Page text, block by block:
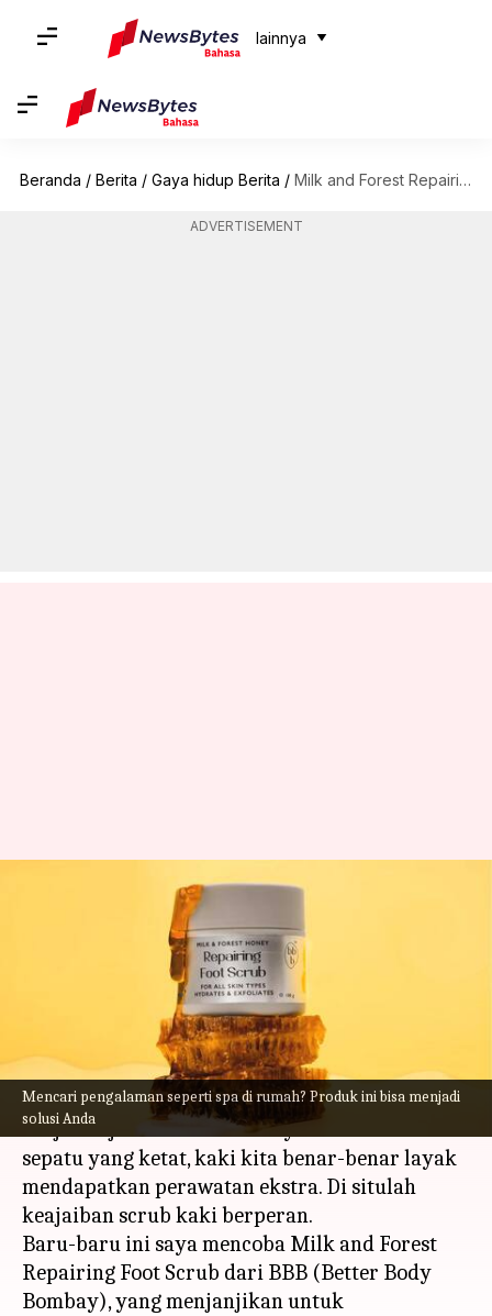
lainnya
Beranda / Berita / Gaya hidup Berita / Milk and Forest Repairing Foot Scrub BBB: Menawarkan pengalaman layaknya spa
ADVERTISEMENT
Mencari pengalaman seperti spa di rumah? Produk ini bisa menjadi
solusi Anda
Milk and Forest Repairing Foot
Scrub BBB: Menawarkan
pengalaman layaknya spa
Oct 20, 2023 11:31 am
Apa ceritanya
Dari berdiri berjam-jam tanpa henti hingga
berjalan-jalan dan ketidaknyamanan akibat
sepatu yang ketat, kaki kita benar-benar layak
mendapatkan perawatan ekstra. Di situlah
keajaiban scrub kaki berperan.
Baru-baru ini saya mencoba Milk and Forest
Repairing Foot Scrub dari BBB (Better Body
Bombay), yang menjanjikan untuk